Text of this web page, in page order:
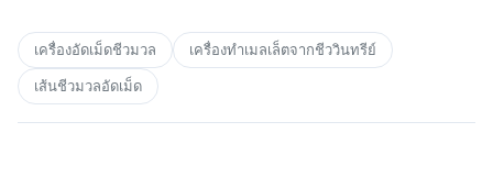
เครื่องอัดเม็ดชีวมวล เครื่องทําเมลเล็ตจากชีววินทรีย์
เส้นชีวมวลอัดเม็ด